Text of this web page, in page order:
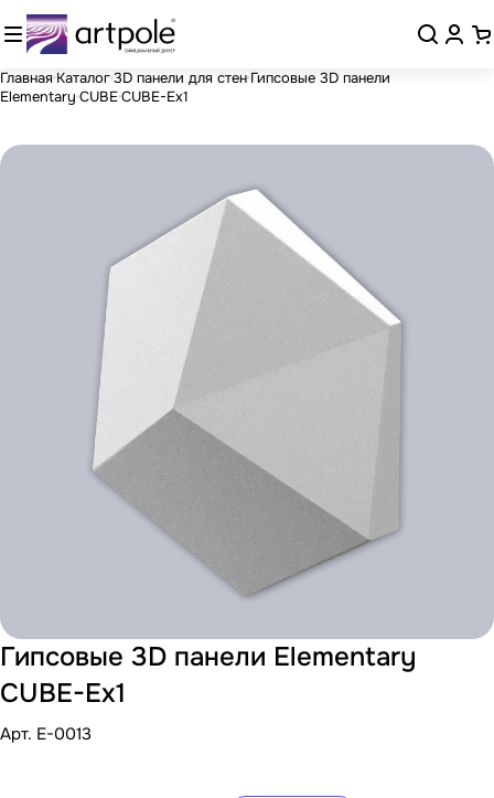
Главная Каталог3D панели для стен Гипсовые 3D панели
Elementary CUBECUBE-Ex1
Гипсовые 3D панели Elementary
CUBE-Ex1
Арт. E-0013